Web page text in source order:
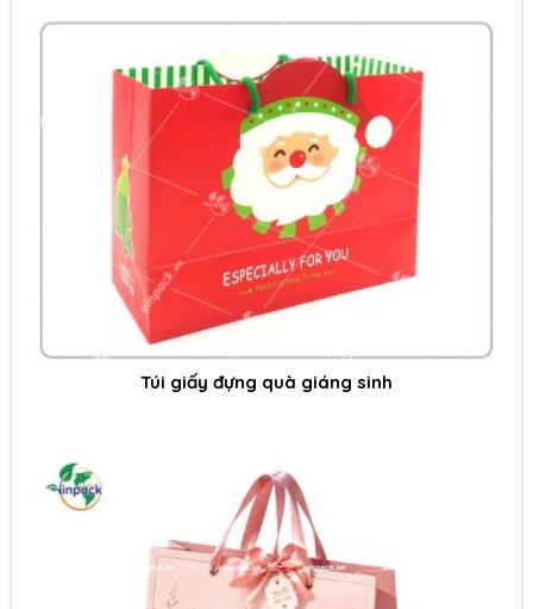
Túi giấy đựng quà giáng sinh